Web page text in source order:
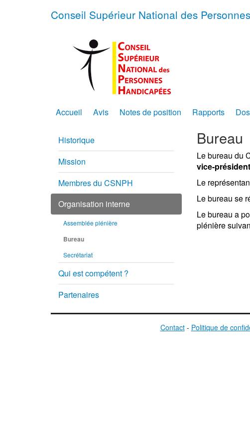
Conseil Supérieur National des
Accueil Avis Notes de position Rapports
Historique
Mission
Membres du CSNPH
Organisation interne
Assemblée plénière
Bureau
Secrétariat
Qui est compétent ?
Partenaires
Bureau
Le bureau du
vice-
Le
Le bureau se
Le bureau a
plénière
Contact - Politique de